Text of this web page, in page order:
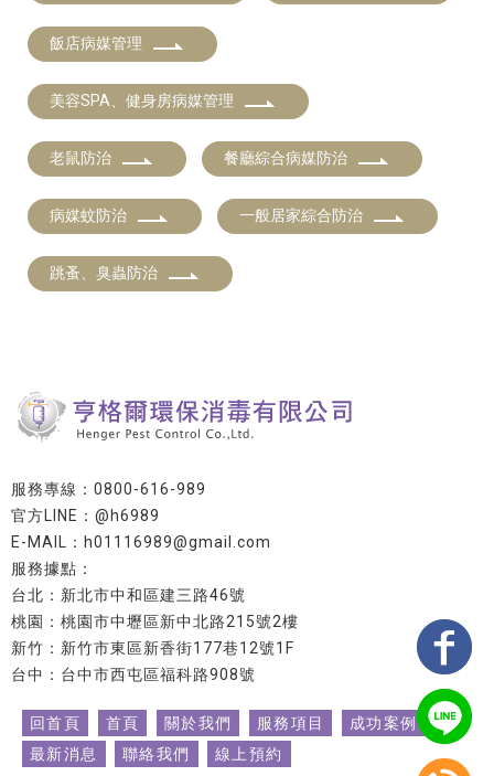
飯店病媒管理
美容SPA、健身房病媒管理
老鼠防治 餐廳綜合病媒防治
病媒蚊防治 一般居家綜合防治
跳蚤、臭蟲防治
服務專線：0800-616-989
官方LINE：@h6989
E-MAIL：h01116989@gmail.com
服務據點：
台北：新北市中和區建三路46號
桃園：桃園市中壢區新中北路215號2樓
新竹：新竹市東區新香街177巷12號1F
台中：台中市西屯區福科路908號
回首頁 首頁 關於我們 服務項目
成功案例
最新消息
聯絡我們 線上預約